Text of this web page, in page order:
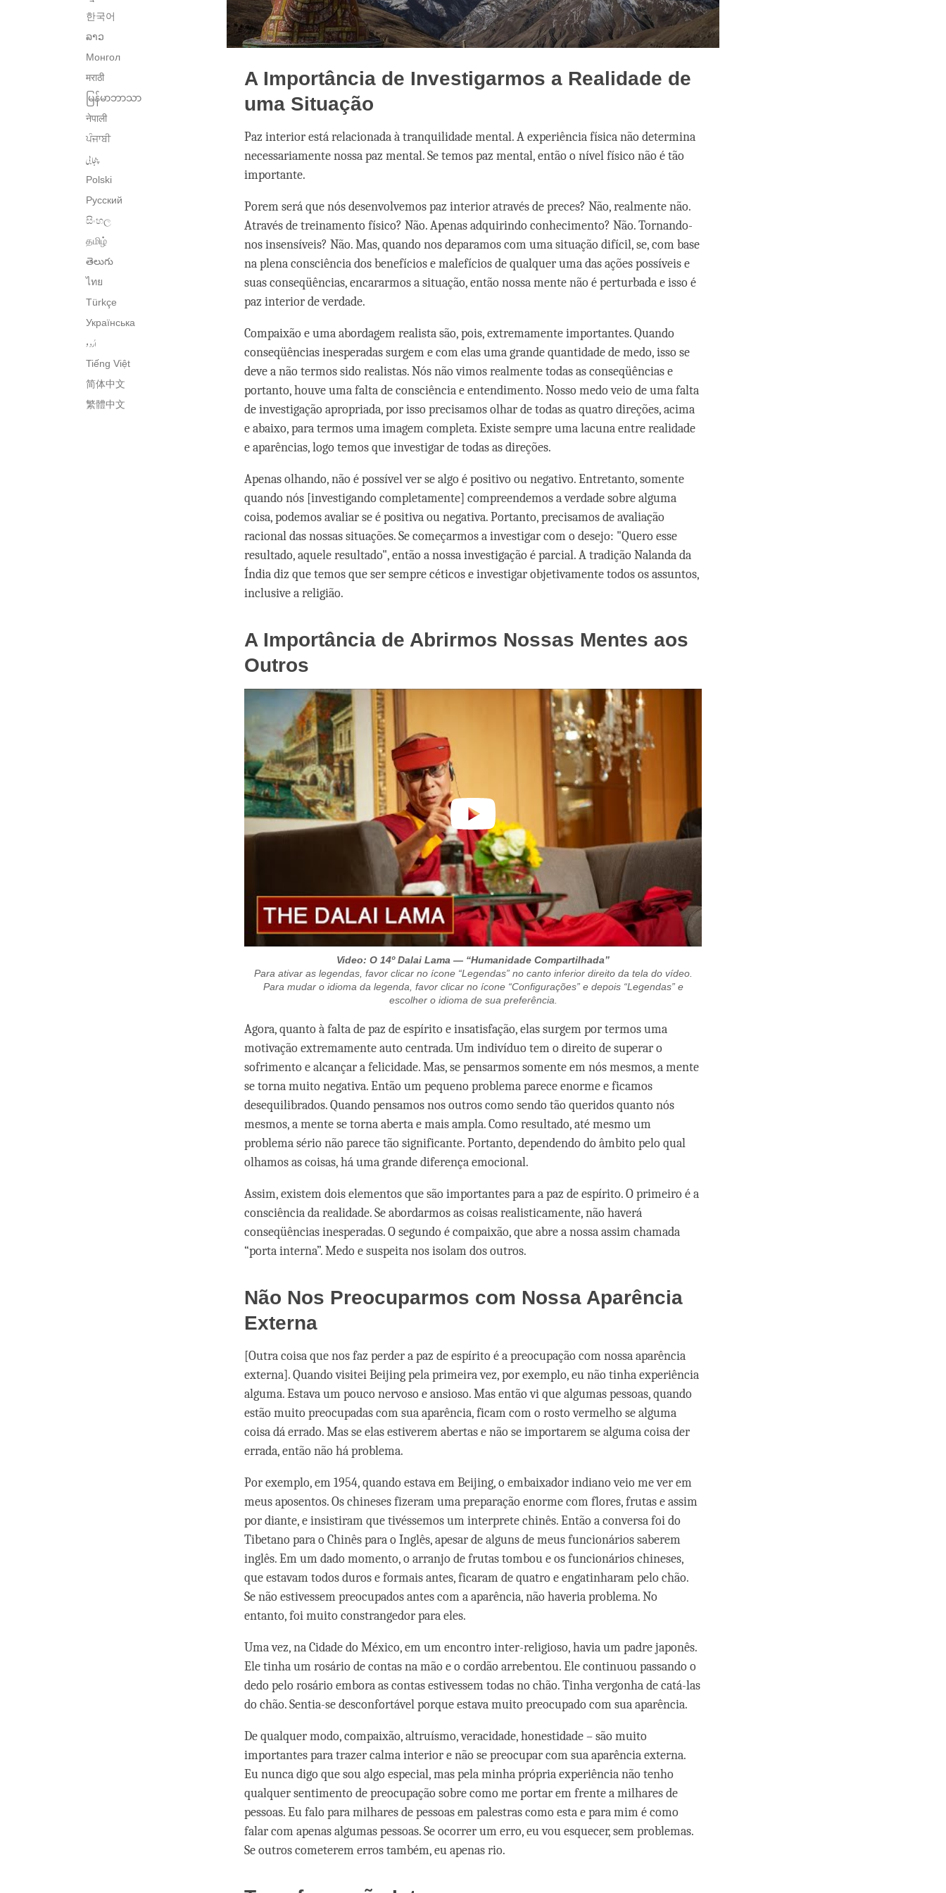
한국어
ລາວ
Монгол
मराठी
မြန်မာဘာသာ
नेपाली
ਪੰਜਾਬੀ
پنجابی
Polski
Русский
සිංහල
தமிழ்
తెలుగు
ไทย
Türkçe
Українська
اُردو
Tiếng Việt
简体中文
繁體中文
A Importância de Investigarmos a Realidade de
uma Situação
Paz interior está relacionada à tranquilidade mental. A experiência física não determina
necessariamente nossa paz mental. Se temos paz mental, então o nível físico não é tão
importante.
Porem será que nós desenvolvemos paz interior através de preces? Não, realmente não.
Através de treinamento físico? Não. Apenas adquirindo conhecimento? Não. Tornando-
nos insensíveis? Não. Mas, quando nos deparamos com uma situação difícil, se, com base
na plena consciência dos benefícios e malefícios de qualquer uma das ações possíveis e
suas conseqüências, encararmos a situação, então nossa mente não é perturbada e isso é
paz interior de verdade.
Compaixão e uma abordagem realista são, pois, extremamente importantes. Quando
conseqüências inesperadas surgem e com elas uma grande quantidade de medo, isso se
deve a não termos sido realistas. Nós não vimos realmente todas as conseqüências e
portanto, houve uma falta de consciência e entendimento. Nosso medo veio de uma falta
de investigação apropriada, por isso precisamos olhar de todas as quatro direções, acima
e abaixo, para termos uma imagem completa. Existe sempre uma lacuna entre realidade
e aparências, logo temos que investigar de todas as direções.
Apenas olhando, não é possível ver se algo é positivo ou negativo. Entretanto, somente
quando nós [investigando completamente] compreendemos a verdade sobre alguma
coisa, podemos avaliar se é positiva ou negativa. Portanto, precisamos de avaliação
racional das nossas situações. Se começarmos a investigar com o desejo: "Quero esse
resultado, aquele resultado", então a nossa investigação é parcial. A tradição Nalanda da
Índia diz que temos que ser sempre céticos e investigar objetivamente todos os assuntos,
inclusive a religião.
A Importância de Abrirmos Nossas Mentes aos
Outros
Video: O 14º Dalai Lama — “Humanidade Compartilhada”
Para ativar as legendas, favor clicar no ícone “Legendas” no canto inferior direito da tela do vídeo.
Para mudar o idioma da legenda, favor clicar no ícone “Configurações” e depois “Legendas” e
escolher o idioma de sua preferência.
Agora, quanto à falta de paz de espírito e insatisfação, elas surgem por termos uma
motivação extremamente auto centrada. Um indivíduo tem o direito de superar o
sofrimento e alcançar a felicidade. Mas, se pensarmos somente em nós mesmos, a mente
se torna muito negativa. Então um pequeno problema parece enorme e ficamos
desequilibrados. Quando pensamos nos outros como sendo tão queridos quanto nós
mesmos, a mente se torna aberta e mais ampla. Como resultado, até mesmo um
problema sério não parece tão significante. Portanto, dependendo do âmbito pelo qual
olhamos as coisas, há uma grande diferença emocional.
Assim, existem dois elementos que são importantes para a paz de espírito. O primeiro é a
consciência da realidade. Se abordarmos as coisas realisticamente, não haverá
conseqüências inesperadas. O segundo é compaixão, que abre a nossa assim chamada
“porta interna”. Medo e suspeita nos isolam dos outros.
Não Nos Preocuparmos com Nossa Aparência
Externa
[Outra coisa que nos faz perder a paz de espírito é a preocupação com nossa aparência
externa]. Quando visitei Beijing pela primeira vez, por exemplo, eu não tinha experiência
alguma. Estava um pouco nervoso e ansioso. Mas então vi que algumas pessoas, quando
estão muito preocupadas com sua aparência, ficam com o rosto vermelho se alguma
coisa dá errado. Mas se elas estiverem abertas e não se importarem se alguma coisa der
errada, então não há problema.
Por exemplo, em 1954, quando estava em Beijing, o embaixador indiano veio me ver em
meus aposentos. Os chineses fizeram uma preparação enorme com flores, frutas e assim
por diante, e insistiram que tivéssemos um interprete chinês. Então a conversa foi do
Tibetano para o Chinês para o Inglês, apesar de alguns de meus funcionários saberem
inglês. Em um dado momento, o arranjo de frutas tombou e os funcionários chineses,
que estavam todos duros e formais antes, ficaram de quatro e engatinharam pelo chão.
Se não estivessem preocupados antes com a aparência, não haveria problema. No
entanto, foi muito constrangedor para eles.
Uma vez, na Cidade do México, em um encontro inter-religioso, havia um padre japonês.
Ele tinha um rosário de contas na mão e o cordão arrebentou. Ele continuou passando o
dedo pelo rosário embora as contas estivessem todas no chão. Tinha vergonha de catá-las
do chão. Sentia-se desconfortável porque estava muito preocupado com sua aparência.
De qualquer modo, compaixão, altruísmo, veracidade, honestidade – são muito
importantes para trazer calma interior e não se preocupar com sua aparência externa.
Eu nunca digo que sou algo especial, mas pela minha própria experiência não tenho
qualquer sentimento de preocupação sobre como me portar em frente a milhares de
pessoas. Eu falo para milhares de pessoas em palestras como esta e para mim é como
falar com apenas algumas pessoas. Se ocorrer um erro, eu vou esquecer, sem problemas.
Se outros cometerem erros também, eu apenas rio.